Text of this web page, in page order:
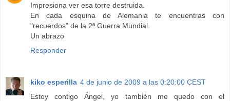
Impresiona ver esa torre destruida.
En cada esquina de Alemania te encuentras con
"recuerdos" de la 2ª Guerra Mundial.
Un abrazo
Responder
kiko esperilla 4 de junio de 2009 a las 0:20:00 CEST
Estoy contigo Ángel, yo también me quedo con el